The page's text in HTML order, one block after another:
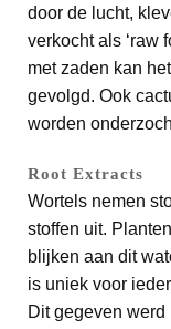
door de lucht,
verkocht als ‘raw
met zaden kan
gevolgd. Ook
worden
Root Extracts
Wortels nemen
stoffen uit.
blijken aan dit
is uniek voor
Dit gegeven